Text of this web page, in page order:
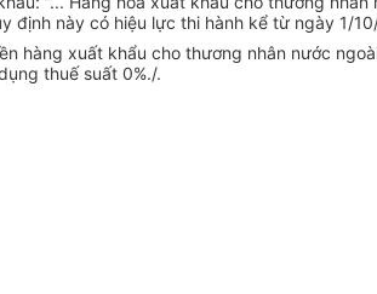
định này có hiệu lực thi hành kể từ ngày 1/
hàng xuất khẩu cho thương nhân nước
thuế suất 0%./.